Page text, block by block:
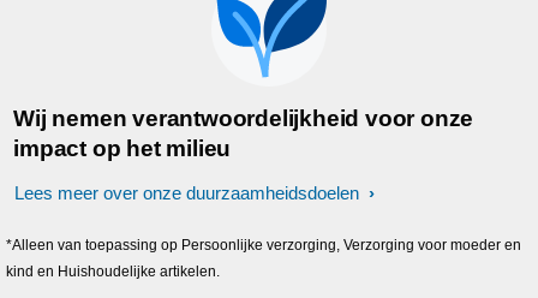
Wij nemen verantwoordelijkheid voor onze
impact op het milieu
Lees meer over onze duurzaamheidsdoelen
*Alleen van toepassing op Persoonlijke verzorging, Verzorging voor moeder en
kind en Huishoudelijke artikelen.